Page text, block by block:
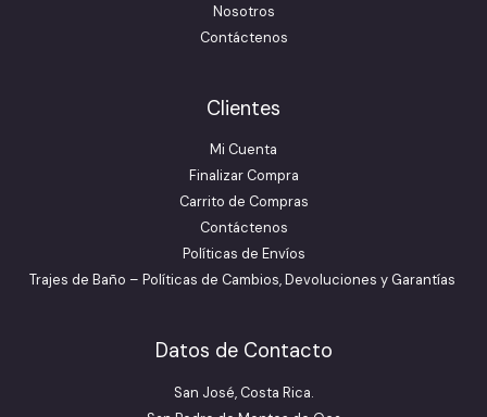
Nosotros
Contáctenos
Clientes
Mi Cuenta
Finalizar Compra
Carrito de Compras
Contáctenos
Políticas de Envíos
Trajes de Baño – Políticas de Cambios, Devoluciones y Garantías
Datos de Contacto
San José, Costa Rica.